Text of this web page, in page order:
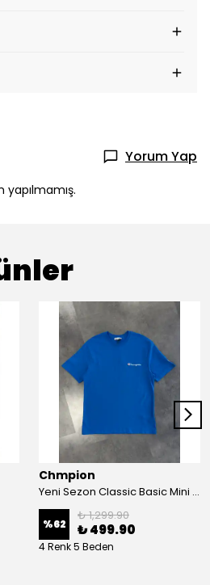
Yorum Yap
Chmpion
Yeni Sezon Classic Basic Mini Logo T-shirt
%62
₺ 1,299.90
₺ 499.90
4 Renk 5 Beden